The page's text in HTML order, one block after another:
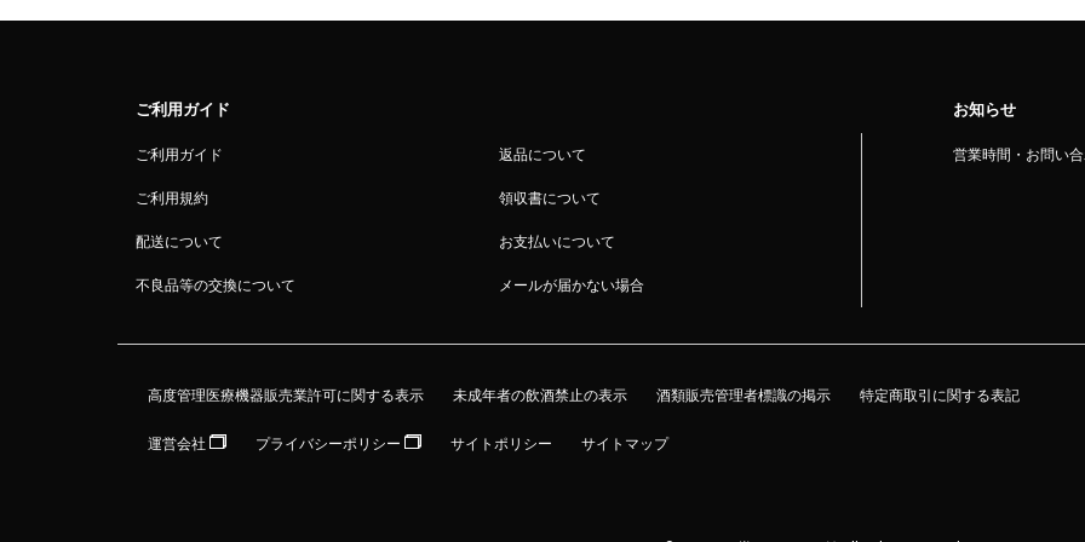
ご利用ガイド
ご利用ガイド
ご利用規約
配送について
不良品等の交換について
返品について
領収書について
お支払いについて
メールが届かない場合
高度管理医療機器販売業許可に関する表示 未成年者の飲酒禁止の表示 酒類販売管理者標識の掲示 特定商取引に関する表記
運営会社 プライバシーポリシー サイトポリシー サイトマップ
お知らせ
営業時間・お問い